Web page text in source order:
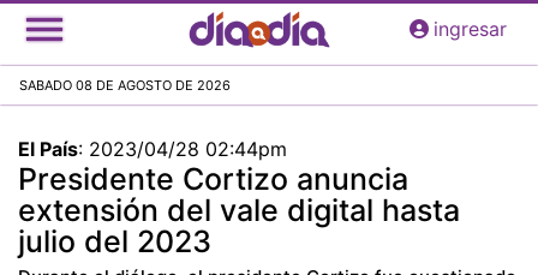
Pasar
al
principal
ingresar
SABADO 08 DE AGOSTO DE 2026
El País: 2023/04/28 02:44pm
Presidente Cortizo anuncia
extensión del vale digital hasta
julio del 2023